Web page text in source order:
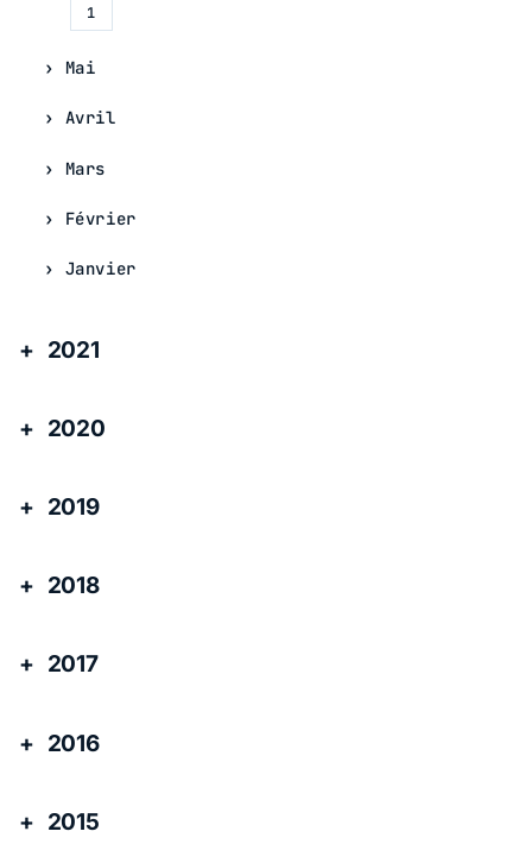
1
Mai
Avril
Mars
Février
Janvier
2021
2020
2019
2018
2017
2016
2015